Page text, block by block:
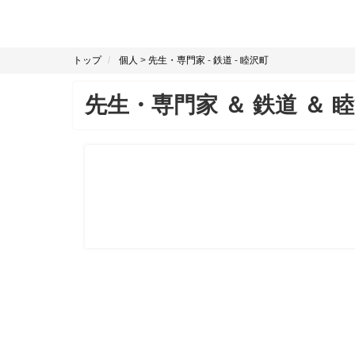
トップ 個人 > 先生・専門家 - 鉄道 - 睦沢町
先生・専門家 ＆ 鉄道 ＆